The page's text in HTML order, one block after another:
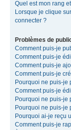
Quel est mon rang
Lorsque je clique
connecter ?
Problèmes de
Comment puis-je
Comment puis-je
Comment puis-je
Comment puis-je
Pourquoi ne puis-je
Comment puis-je
Pourquoi ne puis-je
Pourquoi ne puis-je
Pourquoi ai-je reçu
Comment puis-je